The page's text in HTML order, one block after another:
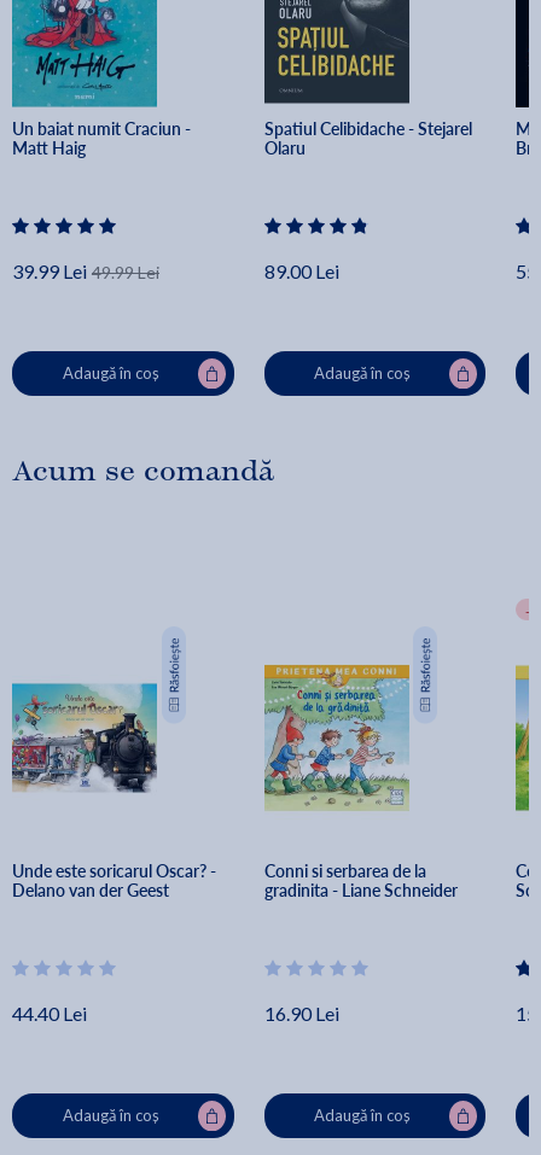
Un baiat numit Craciun -
Matt Haig
39.99 Lei 49.99 Lei
Adaugă în coș
Spatiul Celibidache - Stejarel
Olaru
89.00 Lei
Adaugă în coș
Acum se comandă
Unde este soricarul Oscar? -
Delano van der Geest
44.40 Lei
Adaugă în coș
Conni si serbarea de la
gradinita - Liane Schneider
16.90 Lei
Adaugă în coș
-